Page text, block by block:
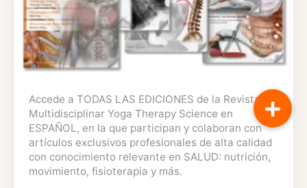
Accede a TODAS LAS EDICIONES de la Revista
Multidisciplinar Yoga Therapy Science en
ESPAÑOL, en la que participan y colaboran con
artículos exclusivos profesionales de alta calidad
con conocimiento relevante en SALUD: nutrición,
movimiento, fisioterapia y más.